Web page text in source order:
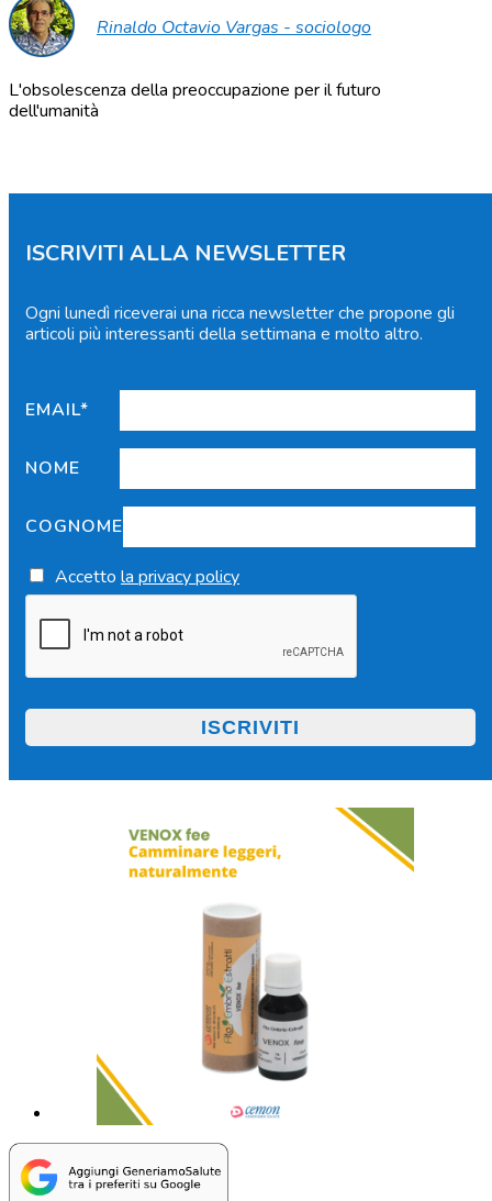
Rinaldo Octavio Vargas - sociologo
L'obsolescenza della preoccupazione per il futuro
dell'umanità
ISCRIVITI ALLA NEWSLETTER
Ogni lunedì riceverai una ricca newsletter che propone gli
articoli più interessanti della settimana e molto altro.
EMAIL*
NOME
COGNOME
Accetto la privacy policy